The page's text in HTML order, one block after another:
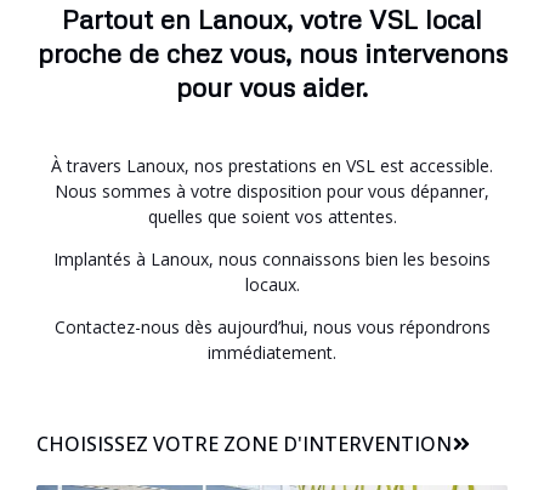
Partout en Lanoux, votre VSL local
proche de chez vous, nous intervenons
pour vous aider.
À travers Lanoux, nos prestations en VSL est accessible.
Nous sommes à votre disposition pour vous dépanner,
quelles que soient vos attentes.
Implantés à Lanoux, nous connaissons bien les besoins
locaux.
Contactez-nous dès aujourd’hui, nous vous répondrons
immédiatement.
CHOISISSEZ VOTRE ZONE D'INTERVENTION